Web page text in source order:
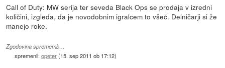
Call of Duty: MW serija ter seveda Black Ops se prodaja v izredni
količini, izgleda, da je novodobnim igralcem to všeč. Delničarji si že
manejo roke.
Zgodovina sprememb…
spremenil:opeter(15. sep 2011 ob 17:12)